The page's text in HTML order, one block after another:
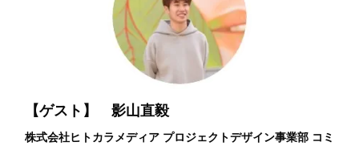
【ゲスト】 影山直毅
株式会社ヒトカラメディア プロジェクトデザイン事業部 コミ